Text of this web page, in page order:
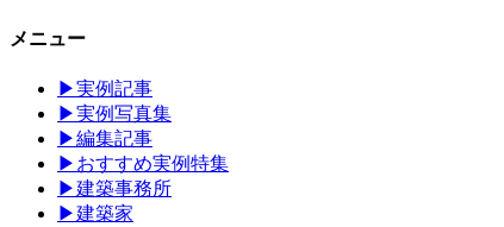
メニュー
▶実例記事
▶実例写真集
▶編集記事
▶ おすすめ実例特集
▶建築事務所
▶建築家